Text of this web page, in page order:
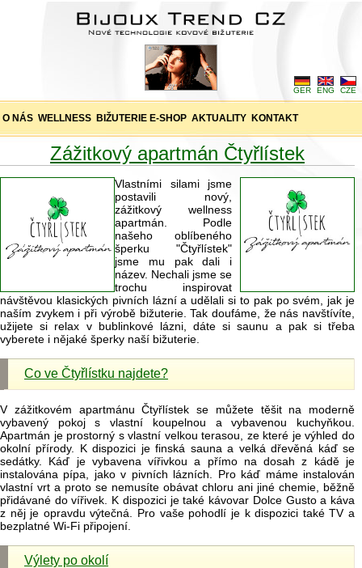
CZE
ENG
GER
O NÁS WELLNESS BIŽUTERIE E-SHOP AKTUALITY KONTAKT
Zážitkový apartmán Čtyřlístek
Vlastními silami jsme
postavili nový,
zážitkový wellness
apartmán. Podle
našeho oblíbeného
šperku "Čtyřlístek"
jsme mu pak dali i
název. Nechali jsme se
trochu inspirovat
návštěvou klasických pivních lázní a udělali si to pak po svém, jak je
naším zvykem i při výrobě bižuterie. Tak doufáme, že nás navštívíte,
užijete si relax v bublinkové lázni, dáte si saunu a pak si třeba
vyberete i nějaké šperky naší bižuterie.
Co ve Čtyřlístku najdete?
V zážitkovém apartmánu Čtyřlístek se můžete těšit na moderně
vybavený pokoj s vlastní koupelnou a vybavenou kuchyňkou.
Apartmán je prostorný s vlastní velkou terasou, ze které je výhled do
okolní přírody. K dispozici je finská sauna a velká dřevěná káď se
sedátky. Káď je vybavena vířivkou a přímo na dosah z kádě je
instalována pípa, jako v pivních lázních. Pro káď máme instalován
vlastní vrt a proto se nemusíte obávat chloru ani jiné chemie, běžně
přidávané do vířivek. K dispozici je také kávovar Dolce Gusto a káva
z něj je opravdu výtečná. Pro vaše pohodlí je k dispozici také TV a
bezplatné Wi-Fi připojení.
Výlety po okolí